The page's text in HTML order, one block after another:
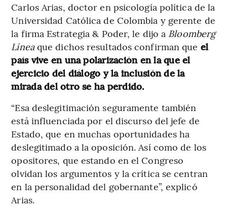
Carlos Arias, doctor en psicología política de la
Universidad Católica de Colombia y gerente de
la firma Estrategia & Poder, le dijo a Bloomberg
Líneaque dichos resultados confirman que el
país vive en una polarización en la que el
ejercicio del diálogo y la inclusión de la
mirada del otro se ha perdido.
“Esa deslegitimación seguramente también
está influenciada por el discurso del jefe de
Estado, que en muchas oportunidades ha
deslegitimado a la oposición. Así como de los
opositores, que estando en el Congreso
olvidan los argumentos y la crítica se centran
en la personalidad del gobernante”, explicó
Arias.